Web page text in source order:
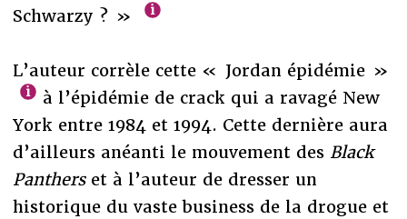
Schwarzy ? »
L’auteur corrèle cette « Jordan épidémie »
à l’épidémie de crack qui a ravagé New
York entre 1984 et 1994. Cette dernière aura
d’ailleurs anéanti le mouvement des Black
Pantherset à l’auteur de dresser un
historique du vaste business de la drogue et